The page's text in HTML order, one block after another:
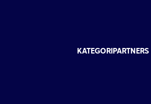
KATEGORIPARTNERS